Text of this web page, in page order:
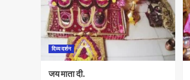
दिव्य दर्शन
जय माता दी.